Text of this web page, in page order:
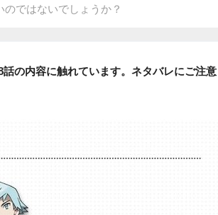
ではないでしょうか？
の内容に触れています。ネタバレにご注意